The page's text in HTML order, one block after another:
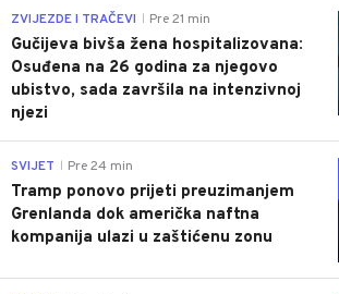
ZVIJEZDE I TRAČEVI Pre 21 min
Gučijeva bivša žena hospitalizovana:
Osuđena na 26 godina za njegovo
ubistvo, sada završila na intenzivnoj
njezi
SVIJET Pre 24 min
Tramp ponovo prijeti preuzimanjem
Grenlanda dok američka naftna
kompanija ulazi u zaštićenu zonu